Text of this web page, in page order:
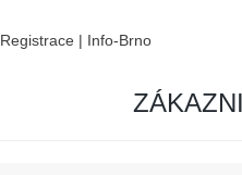
| Info-Brno